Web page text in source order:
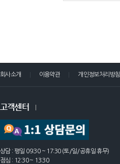
회사소개 이용약관 개인정보처리방침
고객센터
상담 : 평일 09:30 ~ 17:30 (토/일/공휴일 휴무)
점심 : 12:30 ~ 13:30